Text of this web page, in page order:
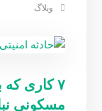
وبلاگ
۷ کاری
مسکونی